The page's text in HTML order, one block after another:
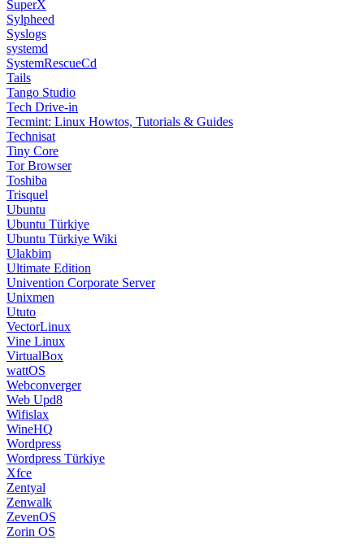
SuperX
Sylpheed
Syslogs
systemd
SystemRescueCd
Tails
Tango Studio
Tech Drive-in
Tecmint: Linux Howtos, Tutorials & Guides
Technisat
Tiny Core
Tor Browser
Toshiba
Trisquel
Ubuntu
Ubuntu Türkiye
Ubuntu Türkiye Wiki
Ulakbim
Ultimate Edition
Univention Corporate Server
Unixmen
Ututo
VectorLinux
Vine Linux
VirtualBox
wattOS
Webconverger
Web Upd8
Wifislax
WineHQ
Wordpress
Wordpress Türkiye
Xfce
Zentyal
Zenwalk
ZevenOS
Zorin OS